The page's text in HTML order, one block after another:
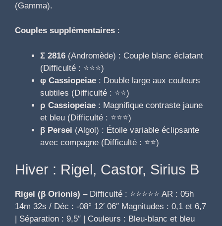
(Gamma).
Couples supplémentaires :
Σ 2816 (Andromède) : Couple blanc éclatant
(Difficulté : ⭐⭐⭐)
φ Cassiopeiae : Double large aux couleurs
subtiles (Difficulté : ⭐⭐)
ρ Cassiopeiae : Magnifique contraste jaune
et bleu (Difficulté : ⭐⭐⭐)
β Persei (Algol) : Étoile variable éclipsante
avec compagne (Difficulté : ⭐⭐)
Hiver : Rigel, Castor, Sirius B
Rigel (β Orionis) – Difficulté : ⭐⭐⭐⭐⭐ AR : 05h
14m 32s / Déc : -08° 12′ 06″ Magnitudes : 0,1 et 6,7
| Séparation : 9,5″ | Couleurs : Bleu-blanc et bleu